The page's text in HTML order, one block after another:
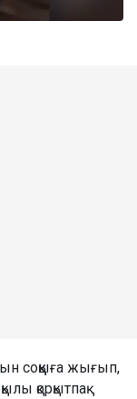
соққыға жығып,
қорқытпақ